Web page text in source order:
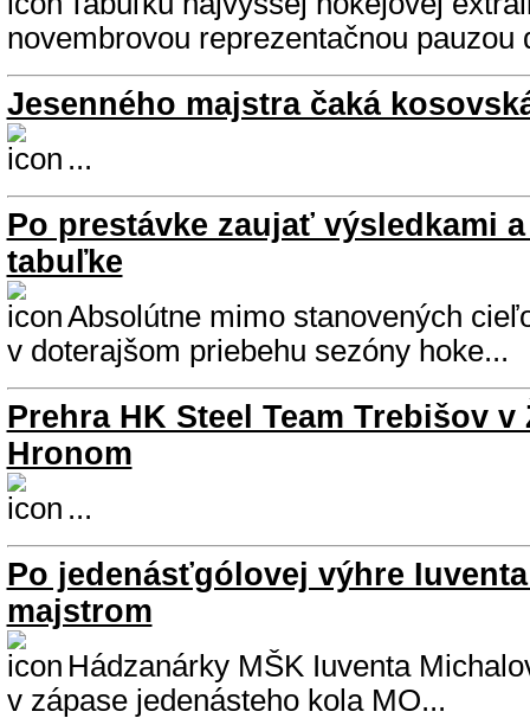
novembrovou reprezentačnou pauzou
Jesenného majstra čaká
...
Po prestávke zaujať výsledkami
tabuľke
Absolútne mimo stanovených
v doterajšom priebehu sezóny hoke...
Prehra HK Steel Team Trebišov v
Hronom
...
Po jedenásťgólovej výhre
majstrom
Hádzanárky MŠK Iuventa
v zápase jedenásteho kola MO...